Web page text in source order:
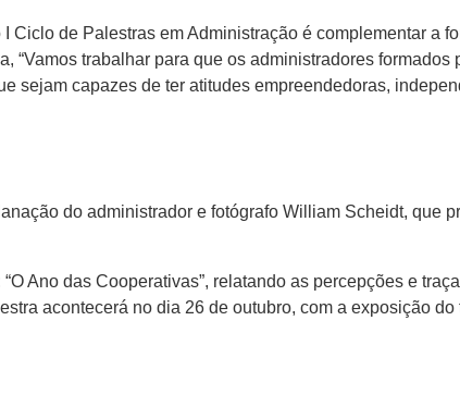
Ciclo de Palestras em Administração é complementar a
“Vamos trabalhar para que os administradores
sejam capazes de ter atitudes empreendedoras,
do administrador e fotógrafo William Scheidt, que
Ano das Cooperativas”, relatando as percepções e
acontecerá no dia 26 de outubro, com a exposição